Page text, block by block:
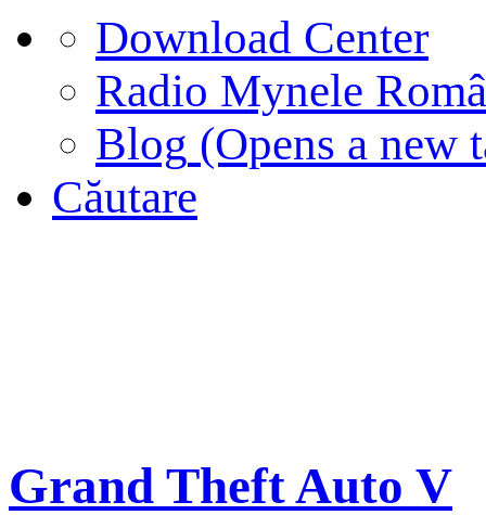
Download Center
Radio Mynele
Blog (Opens a new
Căutare
Grand Theft Auto V